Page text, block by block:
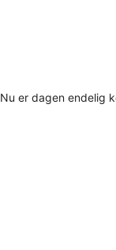
Nu er dagen endelig